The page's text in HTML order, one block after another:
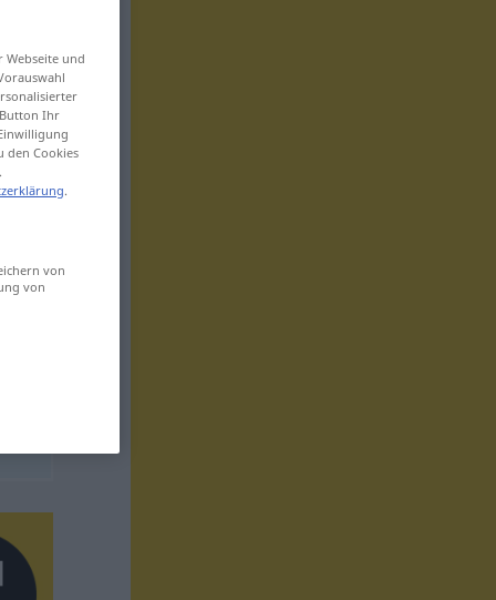
und
Ihr
den Cookies
.
von
von